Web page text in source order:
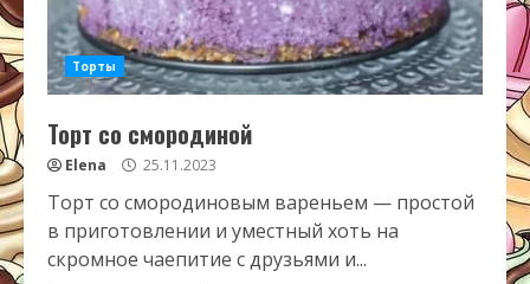
Торты
Торт со смородиной
Elena 25.11.2023
Торт со смородиновым вареньем — простой
в приготовлении и уместный хоть на
скромное чаепитие с друзьями и...